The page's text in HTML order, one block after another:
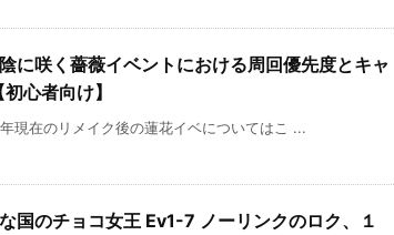
に咲く薔薇イベントにおける周回優先度とキャ
心者向け】
現在のリメイク後の蓮花イベについてはこ ...
国のチョコ女王 Ev1-7 ノーリンクのロク、１